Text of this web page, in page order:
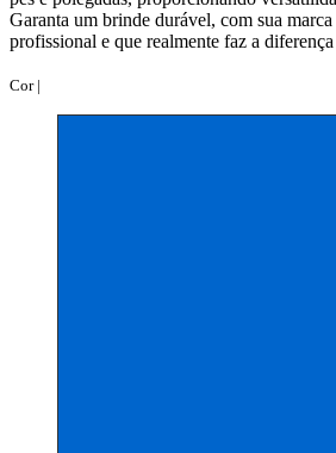
Garanta um brinde durável, com sua
profissional e que realmente faz a
Cor |